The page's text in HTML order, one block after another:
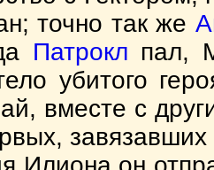
точно так же
Патрокл пал,
убитого
вместе с